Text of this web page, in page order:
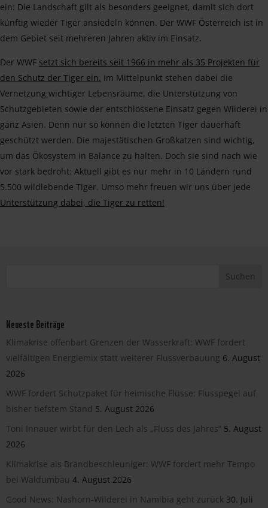
ein: Die Landschaft gilt als besonders geeignet, damit sich dort
künftig wieder Tiger ansiedeln können. Der WWF Österreich ist in
dem Gebiet seit mehreren Jahren aktiv im Einsatz.
Der WWF setzt sich bereits seit 1966 in mehr als 35 Projekten für
den Schutz der Tiger ein. Im Mittelpunkt stehen dabei die
Vernetzung wichtiger Lebensräume, die Unterstützung von
Schutzgebieten sowie der entschlossene Einsatz gegen Wilderei in
ganz Asien. Denn nur so können die letzten Tiger dauerhaft
geschützt werden. Die majestätischen Großkatzen sind wichtig,
um das Ökosystem in Balance zu halten. Doch sie sind nach wie
vor stark bedroht: Aktuell gibt es nur mehr in 10 Ländern rund
5.500 wildlebende Tiger. Umso mehr freuen wir uns über jede
Unterstützung dabei, die Tiger zu retten!
Neueste Beiträge
Klimakrise offenbart Grenzen der Wasserkraft: WWF fordert
vielfältigen Energiemix statt weiterer Flussverbauung 6. August
2026
WWF fordert Schutzpaket für heimische Flüsse: Flusspegel auf
bisher tiefstem Stand 5. August 2026
Toni Innauer wirbt für den Lech als „Fluss des Jahres“ 5. August
2026
Klimakrise als Brandbeschleuniger: WWF fordert mehr Tempo
bei Waldumbau 4. August 2026
Good News: Nashorn-Wilderei in Namibia geht zurück 30. Juli